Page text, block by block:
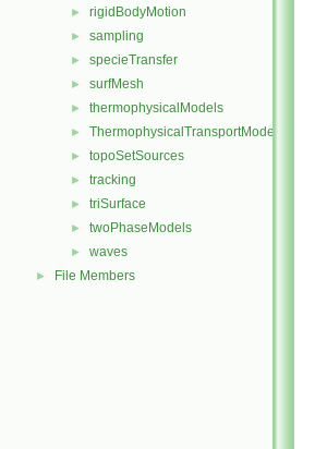
► rigidBodyMotion
► sampling
► specieTransfer
► surfMesh
► thermophysicalModels
► ThermophysicalTransportModels
► topoSetSources
► tracking
► triSurface
► twoPhaseModels
► waves
► File Members